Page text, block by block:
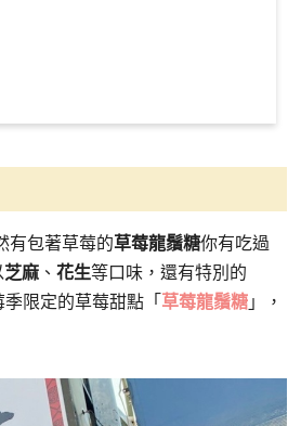
有包著草莓的草莓龍鬚糖你有吃過
芝麻 、 花生等口味，還有特別的
限定的草莓甜點「草莓龍鬚糖」，